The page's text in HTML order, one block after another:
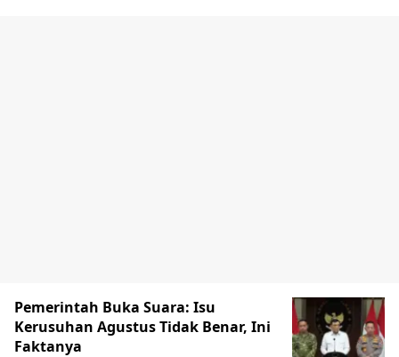
Pemerintah Buka Suara: Isu
Kerusuhan Agustus Tidak Benar, Ini
Faktanya